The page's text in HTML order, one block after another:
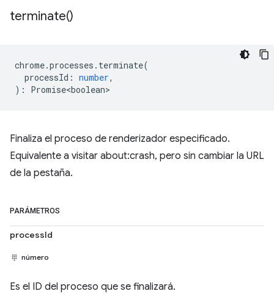
terminate()
chrome.processes . terminate(
processId : number,
) : Promise<boolean>
Finaliza el proceso de renderizador especificado.
Equivalente a visitar about:crash, pero sin cambiar la URL
de la pestaña.
PARÁMETROS
processId
número
Es el ID del proceso que se finalizará.